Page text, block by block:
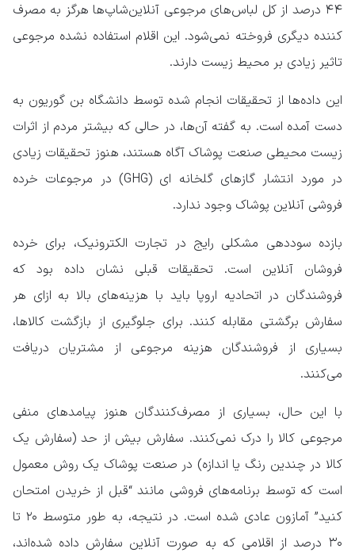
۴۴ درصد از کل لباس‌های مرجوعی آنلاین‌شاپ‌ها هرگز به مصرف
کننده دیگری فروخته نمی‌شود. این اقلام استفاده نشده مرجوعی
تاثیر زیادی بر محیط زیست دارند.
این داده‌ها از تحقیقات انجام شده توسط دانشگاه بن گوریون به
دست آمده است. به گفته آن‌ها، در حالی که بیشتر مردم از اثرات
زیست محیطی صنعت پوشاک آگاه هستند، هنوز تحقیقات زیادی
در مورد انتشار گازهای گلخانه ای (GHG) در مرجوعات خرده
فروشی آنلاین پوشاک وجود ندارد.
بازده سوددهی مشکلی رایج در تجارت الکترونیک، برای خرده
فروشان آنلاین است. تحقیقات قبلی نشان داده بود که
فروشندگان در اتحادیه اروپا باید با هزینه‌های بالا به ازای هر
سفارش برگشتی مقابله کنند. برای جلوگیری از بازگشت کالاها،
بسیاری از فروشندگان هزینه مرجوعی از مشتریان دریافت
می‌کنند.
با این حال، بسیاری از مصرف‌کنندگان هنوز پیامدهای منفی
مرجوعی کالا را درک نمی‌کنند. سفارش بیش از حد (سفارش یک
کالا در چندین رنگ یا اندازه) در صنعت پوشاک یک روش معمول
است که توسط برنامه‌های فروشی مانند “قبل از خریدن امتحان
کنید” آمازون عادی شده است. در نتیجه، به طور متوسط ​​۲۰ تا
۳۰ درصد از اقلامی که به صورت آنلاین سفارش داده شده‌اند،